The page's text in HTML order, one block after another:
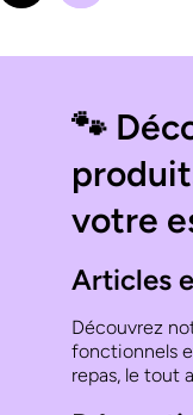
🐾
votre
Articles
Découvrez
fonctionnels
repas, le tout